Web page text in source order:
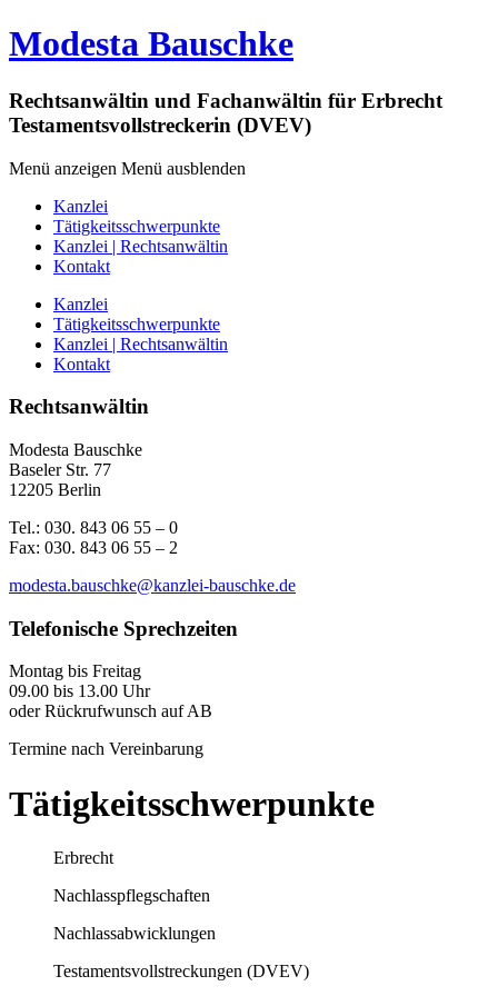
Modesta Bauschke
Rechtsanwältin und Fachanwältin für Erbrecht
Testamentsvollstreckerin (DVEV)
Menü anzeigen Menü ausblenden
Kanzlei
Tätigkeitsschwerpunkte
Kanzlei | Rechtsanwältin
Kontakt
Kanzlei
Tätigkeitsschwerpunkte
Kanzlei | Rechtsanwältin
Kontakt
Rechtsanwältin
Modesta Bauschke
Baseler Str. 77
12205 Berlin
Tel.: 030. 843 06 55 – 0
Fax: 030. 843 06 55 – 2
modesta.bauschke@kanzlei-bauschke.de
Telefonische Sprechzeiten
Montag bis Freitag
09.00 bis 13.00 Uhr
oder Rückrufwunsch auf AB
Termine nach Vereinbarung
Tätigkeitsschwerpunkte
Erbrecht
Nachlasspflegschaften
Nachlassabwicklungen
Testamentsvollstreckungen (DVEV)